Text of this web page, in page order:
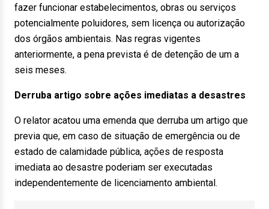
fazer funcionar estabelecimentos, obras ou serviços
potencialmente poluidores, sem licença ou autorização
dos órgãos ambientais. Nas regras vigentes
anteriormente, a pena prevista é de detenção de um a
seis meses.
Derruba artigo sobre ações imediatas a desastres
O relator acatou uma emenda que derruba um artigo que
previa que, em caso de situação de emergência ou de
estado de calamidade pública, ações de resposta
imediata ao desastre poderiam ser executadas
independentemente de licenciamento ambiental.